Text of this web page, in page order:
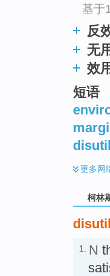
基于
反
无
效
短语
更多网
柯林
1. N